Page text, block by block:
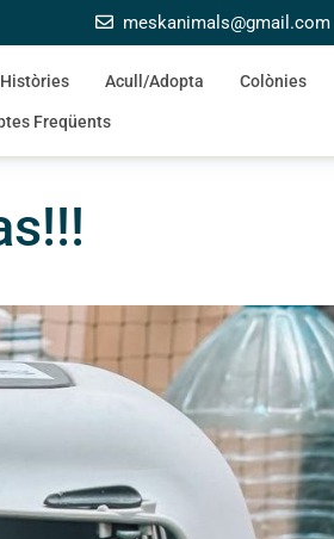
meskanimals@gmail.com
Històries Acull/Adopta Colònies
Freqüents